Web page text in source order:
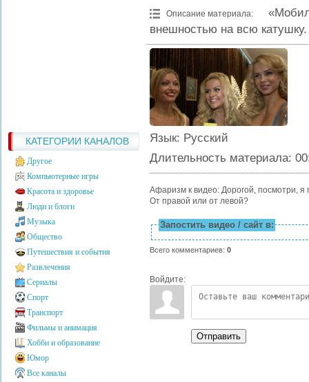
КАТЕГОРИИ КАНАЛОВ
Другое
Компьютерные игры
Красота и здоровье
Люди и блоги
Музыка
Общество
Путешествия и события
Развлечения
Сериалы
Спорт
Транспорт
Фильмы и анимация
Хобби и образование
Юмор
Все каналы
Описание материала:
внешностью на всю катушку.
Язык: Русский
Длительность материала:
Афаризм к видео: Дорогой, посмотри,
От правой или от левой?
Запостить видео / сайт в:
Всего комментариев: 0
Войдите:
Отправить